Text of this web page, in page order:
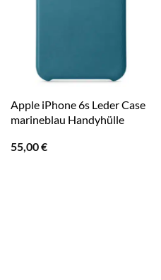
Apple iPhone 6s Leder Case
marineblau Handyhülle
55,00€